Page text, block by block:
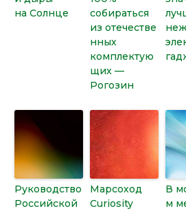
на Солнце
собираться
из отечестве
нных
комплектую
щих —
Рогозин
Руководство
Российской
Марсоход
Curiosity
В
м